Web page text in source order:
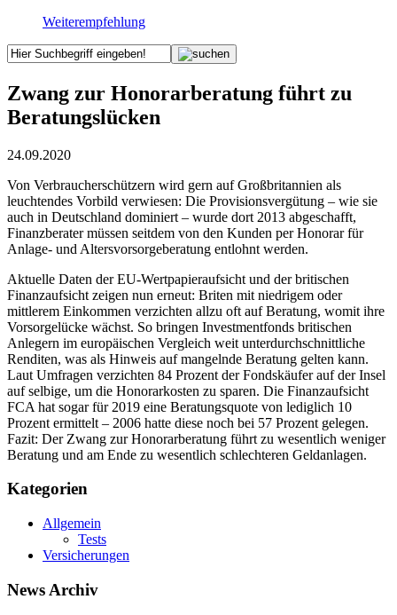
Weiterempfehlung
Zwang zur Honorarberatung führt zu
Beratungslücken
24.09.2020
Von Verbraucherschützern wird gern auf Großbritannien als
leuchtendes Vorbild verwiesen: Die Provisionsvergütung – wie sie
auch in Deutschland dominiert – wurde dort 2013 abgeschafft,
Finanzberater müssen seitdem von den Kunden per Honorar für
Anlage- und Altersvorsorgeberatung entlohnt werden.
Aktuelle Daten der EU-Wertpapieraufsicht und der britischen
Finanzaufsicht zeigen nun erneut: Briten mit niedrigem oder
mittlerem Einkommen verzichten allzu oft auf Beratung, womit ihre
Vorsorgelücke wächst. So bringen Investmentfonds britischen
Anlegern im europäischen Vergleich weit unterdurchschnittliche
Renditen, was als Hinweis auf mangelnde Beratung gelten kann.
Laut Umfragen verzichten 84 Prozent der Fondskäufer auf der Insel
auf selbige, um die Honorarkosten zu sparen. Die Finanzaufsicht
FCA hat sogar für 2019 eine Beratungsquote von lediglich 10
Prozent ermittelt – 2006 hatte diese noch bei 57 Prozent gelegen.
Fazit: Der Zwang zur Honorarberatung führt zu wesentlich weniger
Beratung und am Ende zu wesentlich schlechteren Geldanlagen.
Kategorien
Allgemein
Tests
Versicherungen
News Archiv